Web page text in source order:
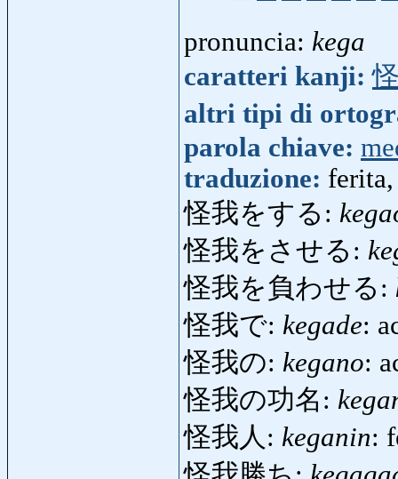
pronuncia: kega
caratteri kanji:
altri tipi di
parola chiave:
traduzione:
怪我をする:
怪我をさせる:
怪我を負わせる:
怪我で: kegade:
怪我の: kegano:
怪我の功名:
怪我人: keganin: